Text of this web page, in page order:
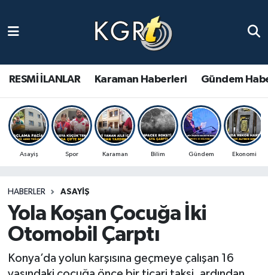
RESMİ İLANLAR Karaman Haberleri Gündem
Asayiş Spor Karaman Bilim Gündem Ekonomi
HABERLER ASAYIŞ
Yola Koşan Çocuğa İki
Otomobil Çarptı
Konya’da yolun karşısına geçmeye çalışan 16
Gündem Haberleri
Güncel Haberler
Spor Haberleri
Ulusal Haberler
Vefat Edenler